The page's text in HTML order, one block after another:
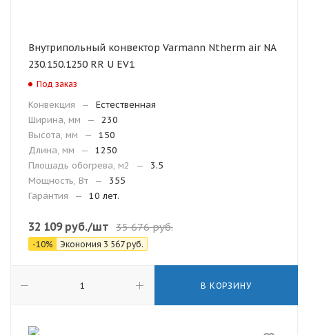
Внутрипольный конвектор Varmann Ntherm air NA
230.150.1250 RR U EV1
Под заказ
Конвекция —
Естественная
Ширина, мм
—
230
Высота, мм
—
150
Длина, мм
—
1250
Площадь обогрева, м2
—
3.5
Мощность, Вт
—
355
Гарантия
— 10 лет.
32 109руб./шт 35 676руб.
-10% Экономия 3 567руб.
В КОРЗИНУ